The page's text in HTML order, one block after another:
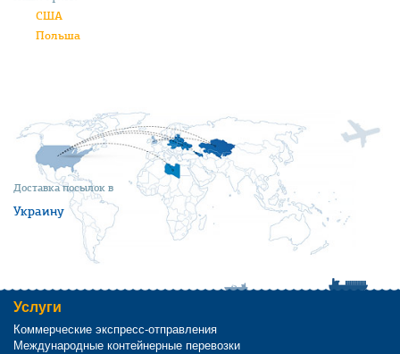
Доставка посылок в
Украину
США
Польша
Услуги
Коммерческие экспресс-отправления
Международные контейнерные перевозки